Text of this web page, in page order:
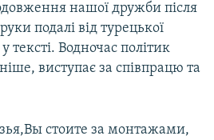
нашої дружби після
подалі від турецької
тексті. Водночас політик
виступає за співпрацю та
стоите за монтажами,